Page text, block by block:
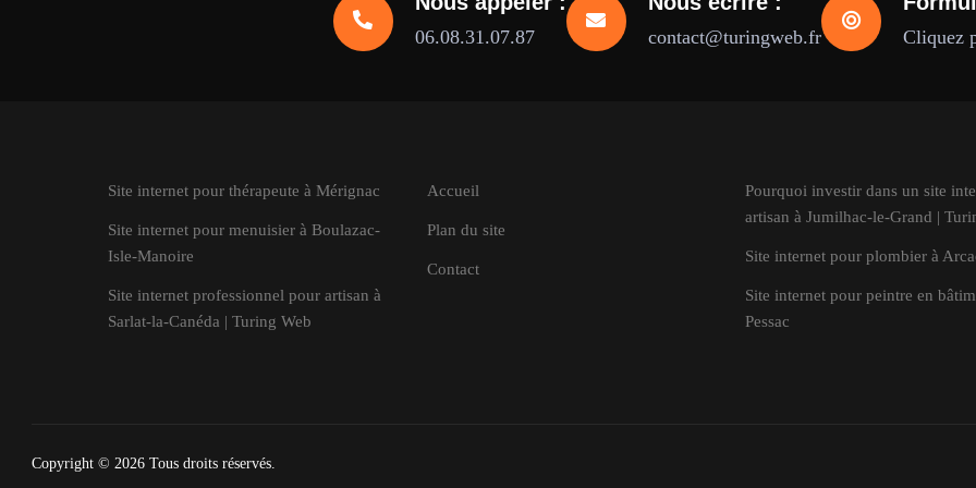
06.08.31.07.87 contact@turingweb.fr Cliquez
Site internet pour thérapeute à Mérignac
Site internet pour menuisier à Boulazac-
Isle-Manoire
Site internet professionnel pour artisan à
Sarlat-la-Canéda | Turing Web
Accueil
Plan du site
Contact
Pourquoi investir dans un site
artisan à Jumilhac-le-Grand |
Site internet pour plombier à
Site internet pour peintre en
Pessac
Copyright © 2026 Tous droits réservés.